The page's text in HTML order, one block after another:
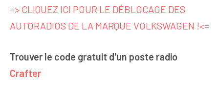
=> CLIQUEZ ICI POUR LE DÉBLOCAGE DES
AUTORADIOS DE LA MARQUE VOLKSWAGEN !<=
Trouver le code gratuit d'un poste radio
Crafter